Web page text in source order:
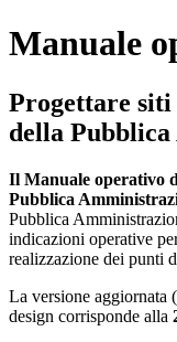
Manuale
Progettare
della
Il Manuale operativo
Pubblica
Pubblica
indicazioni operative
realizzazione dei punti
La versione aggiornata
design corrisponde alla